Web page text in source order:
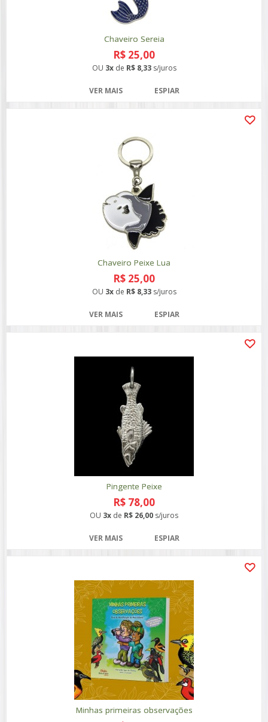
Chaveiro Sereia
R$ 25,00
OU 3xde R$ 8,33s/juros
VER MAIS ESPIAR
Chaveiro Peixe Lua
R$ 25,00
OU 3xde R$ 8,33s/juros
VER MAIS ESPIAR
Pingente Peixe
R$ 78,00
OU 3x de R$ 26,00 s/juros
VER MAIS ESPIAR
Minhas primeiras observações